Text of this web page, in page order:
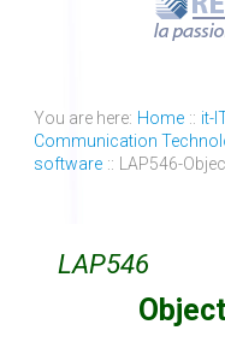
You are here: Home :: it-
Communication
software :: LAP546-
LAP546